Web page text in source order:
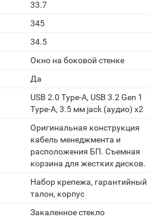
33.7
345
34.5
Окно на боковой стенке
Да
USB 2.0 Type-A, USB 3.2 Gen 1
Type-A, 3.5 мм jack (аудио) х2
Оригинальная конструкция
кабель менеджмента и
расположения БП. Съемная
корзина для жестких дисков.
Набор крепежа, гарантийный
талон, корпус
Закаленное стекло